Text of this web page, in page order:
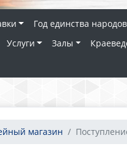
Год единства
Услуги Залы
магазин